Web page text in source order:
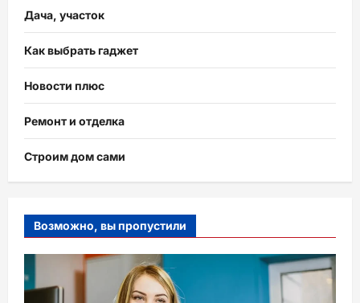
Дача, участок
Как выбрать гаджет
Новости плюс
Ремонт и отделка
Строим дом сами
Возможно, вы пропустили